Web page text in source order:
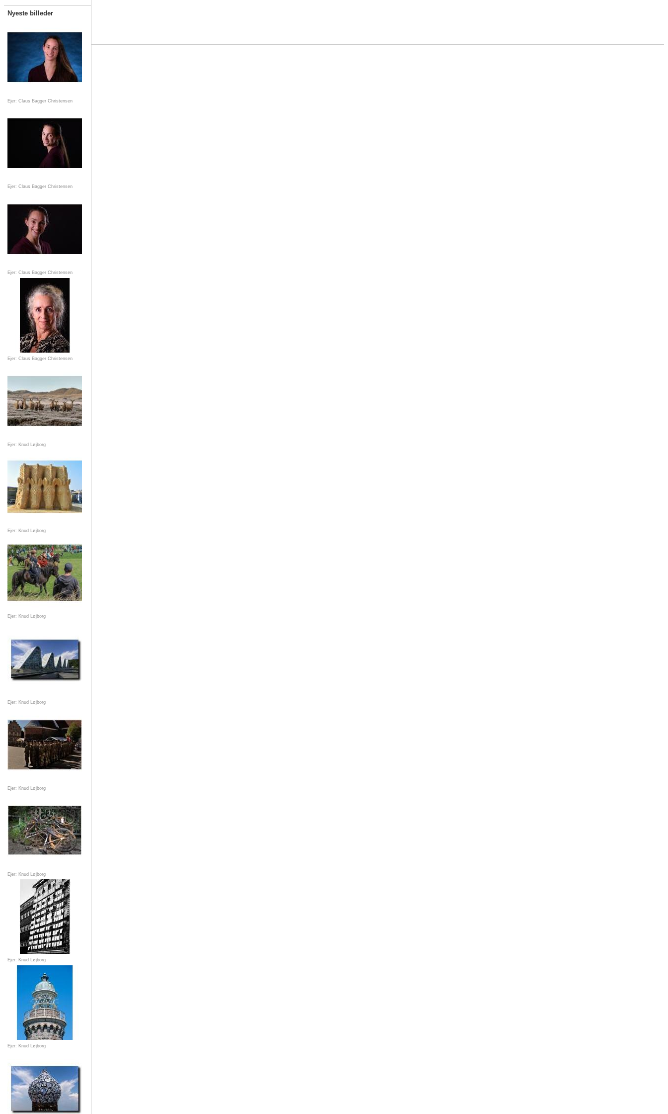
Nyeste billeder
Ejer: Claus Bagger Christensen
Ejer: Claus Bagger Christensen
Ejer: Claus Bagger Christensen
Ejer: Claus Bagger Christensen
Ejer: Knud Løjborg
Ejer: Knud Løjborg
Ejer: Knud Løjborg
Ejer: Knud Løjborg
Ejer: Knud Løjborg
Ejer: Knud Løjborg
Ejer: Knud Løjborg
Ejer: Knud Løjborg